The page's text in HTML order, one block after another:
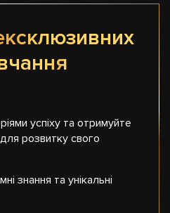
успіху та отримуйте
розвитку свого
знання та унікальні